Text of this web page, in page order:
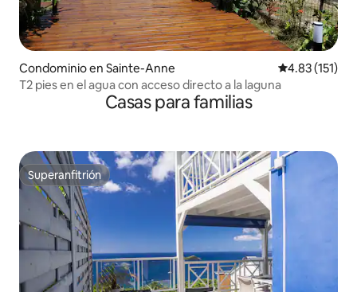
Condominio en Sainte-Anne Calificación
4.83 (151)
T2 pies en el agua con acceso directo a la laguna
Casas para familias
Superanfitrión
Superanfitrión